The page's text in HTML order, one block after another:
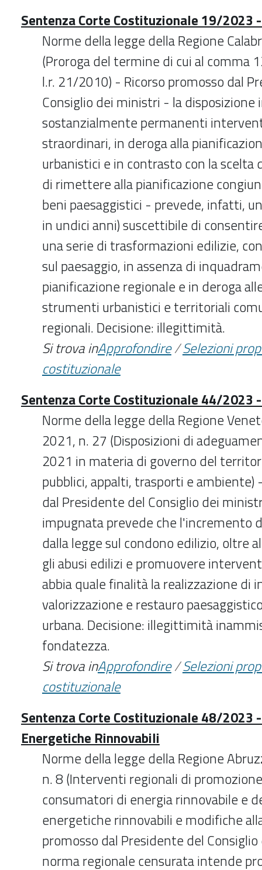
Sentenza Corte Costituzionale 19/2023
Norme della legge della Regione
(Proroga del termine di cui al comma
l.r. 21/2010) - Ricorso promosso dal
Consiglio dei ministri - la
sostanzialmente permanenti
straordinari, in deroga alla
urbanistici e in contrasto con la scelta
di rimettere alla pianificazione
beni paesaggistici - prevede, infatti,
in undici anni) suscettibile di
una serie di trasformazioni edilizie,
sul paesaggio, in assenza di
pianificazione regionale e in deroga
strumenti urbanistici e territoriali
regionali. Decisione: illegittimità.
Si trova inApprofondire/Selezioni
costituzionale
Sentenza Corte Costituzionale 44/2023
Norme della legge della Regione
2021, n. 27 (Disposizioni di
2021 in materia di governo del
pubblici, appalti, trasporti e ambiente)
dal Presidente del Consiglio dei
impugnata prevede che l'incremento
dalla legge sul condono edilizio, oltre
gli abusi edilizi e promuovere
abbia quale finalità la realizzazione di
valorizzazione e restauro
urbana. Decisione: illegittimità
fondatezza.
Si trova inApprofondire/Selezioni
costituzionale
Sentenza Corte Costituzionale 48/2023
Energetiche Rinnovabili
Norme della legge della Regione
n. 8 (Interventi regionali di
consumatori di energia rinnovabile e
energetiche rinnovabili e modifiche
promosso dal Presidente del
norma regionale censurata intende